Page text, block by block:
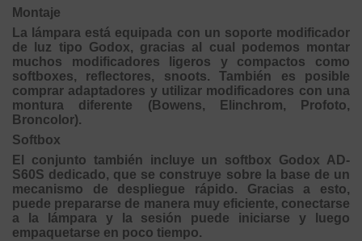
Montaje
La lámpara está equipada con un soporte modificador
de luz tipo Godox, gracias al cual podemos montar
muchos modificadores ligeros y compactos como
softboxes, reflectores, snoots. También es posible
comprar adaptadores y utilizar modificadores con una
montura diferente (Bowens, Elinchrom, Profoto,
Broncolor).
Softbox
El conjunto también incluye un softbox Godox AD-
S60S dedicado, que se construye sobre la base de un
mecanismo de despliegue rápido. Gracias a esto,
puede prepararse de manera muy eficiente, conectarse
a la lámpara y la sesión puede iniciarse y luego
empaquetarse en poco tiempo.